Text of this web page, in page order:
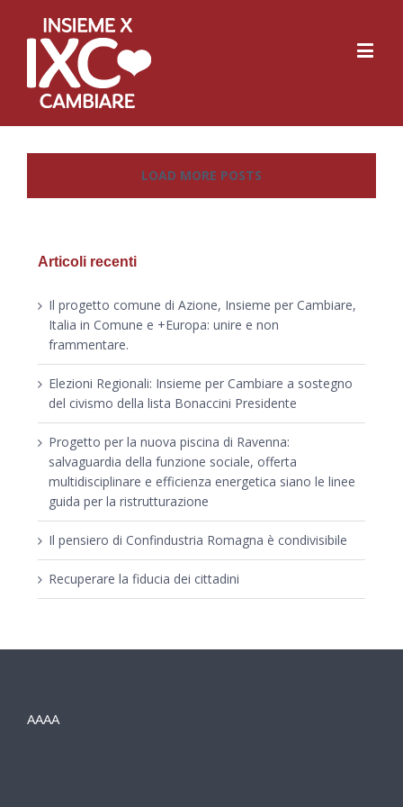
LOAD MORE POSTS
Articoli recenti
Il progetto comune di Azione, Insieme per Cambiare,
Italia in Comune e +Europa: unire e non
frammentare.
Elezioni Regionali: Insieme per Cambiare a sostegno
del civismo della lista Bonaccini Presidente
Progetto per la nuova piscina di Ravenna:
salvaguardia della funzione sociale, offerta
multidisciplinare e efficienza energetica siano le linee
guida per la ristrutturazione
Il pensiero di Confindustria Romagna è condivisibile
Recuperare la fiducia dei cittadini
AAAA